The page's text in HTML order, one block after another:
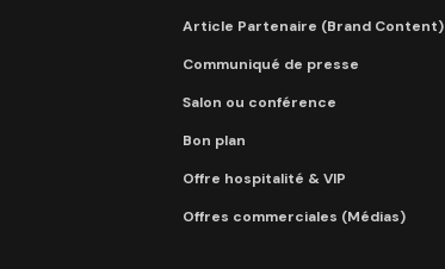
Article Partenaire (Brand Content)
Communiqué de presse
Salon ou conférence
Bon plan
Offre hospitalité & VIP
Offres commerciales (Médias)